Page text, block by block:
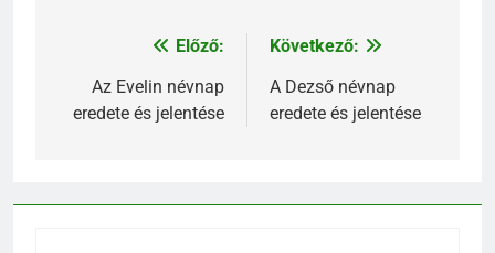
Bejegyzés
navigáció
Előző:
Az Evelin névnap
eredete és jelentése
Következő:
A Dezső névnap
eredete és jelentése